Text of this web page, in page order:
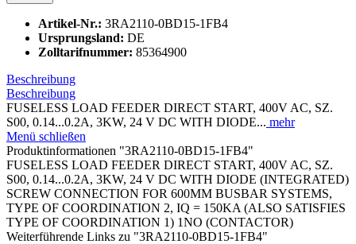
Artikel-Nr.: 3RA2110-0BD15-1FB4
Ursprungsland: DE
Zolltarifnummer: 85364900
Beschreibung
Beschreibung
FUSELESS LOAD FEEDER DIRECT START, 400V AC, SZ.
S00, 0.14...0.2A, 3KW, 24 V DC WITH DIODE... mehr
Menü schließen
Produktinformationen "3RA2110-0BD15-1FB4"
FUSELESS LOAD FEEDER DIRECT START, 400V AC, SZ.
S00, 0.14...0.2A, 3KW, 24 V DC WITH DIODE (INTEGRATED)
SCREW CONNECTION FOR 600MM BUSBAR SYSTEMS,
TYPE OF COORDINATION 2, IQ = 150KA (ALSO SATISFIES
TYPE OF COORDINATION 1) 1NO (CONTACTOR)
Weiterführende Links zu "3RA2110-0BD15-1FB4"